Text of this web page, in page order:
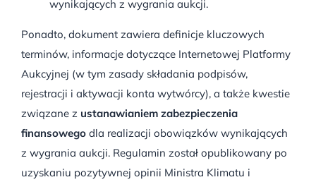
wynikających z wygrania aukcji.
Ponadto, dokument zawiera definicje kluczowych
terminów, informacje dotyczące Internetowej Platformy
Aukcyjnej (w tym zasady składania podpisów,
rejestracji i aktywacji konta wytwórcy), a także kwestie
związane z ustanawianiem zabezpieczenia
finansowego dla realizacji obowiązków wynikających
z wygrania aukcji. Regulamin został opublikowany po
uzyskaniu pozytywnej opinii Ministra Klimatu i